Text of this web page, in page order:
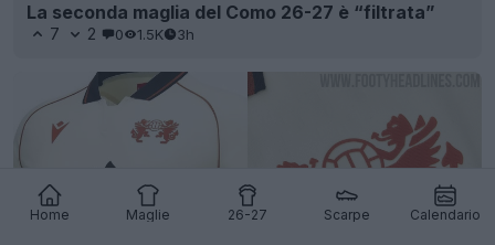
Home Maglie 26-27 Scarpe Calendario
La seconda maglia del Como 26-27 è “filtrata”
7 2 0 1.5K 3h